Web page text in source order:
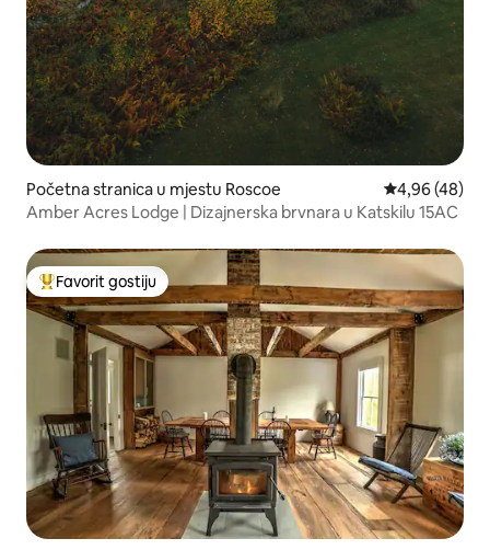
Početna stranica u mjestu Roscoe prosječna
4,96 (48)
Amber Acres Lodge | Dizajnerska brvnara u Katskilu 15AC
Glavni favorit gostiju
Favorit gostiju